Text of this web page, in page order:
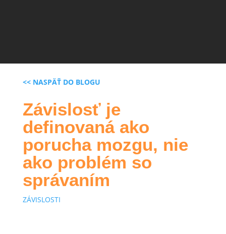
<< NASPÄŤ DO BLOGU
Závislosť je
definovaná ako
porucha mozgu, nie
ako problém so
správaním
ZÁVISLOSTI